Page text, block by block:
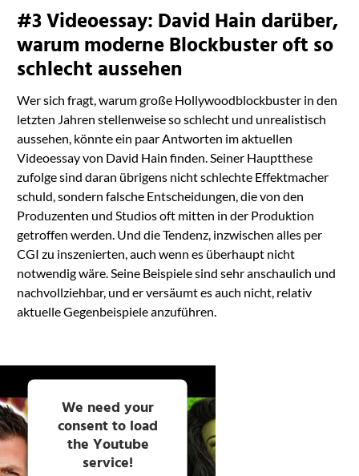
#3 Videoessay: David Hain darüber,
warum moderne Blockbuster oft so
schlecht aussehen
Wer sich fragt, warum große Hollywoodblockbuster in den
letzten Jahren stellenweise so schlecht und unrealistisch
aussehen, könnte ein paar Antworten im aktuellen
Videoessay von David Hain finden. Seiner Hauptthese
zufolge sind daran übrigens nicht schlechte Effektmacher
schuld, sondern falsche Entscheidungen, die von den
Produzenten und Studios oft mitten in der Produktion
getroffen werden. Und die Tendenz, inzwischen alles per
CGI zu inszenierten, auch wenn es überhaupt nicht
notwendig wäre. Seine Beispiele sind sehr anschaulich und
nachvollziehbar, und er versäumt es auch nicht, relativ
aktuelle Gegenbeispiele anzuführen.
We need your
consent to load
the Youtube
service!